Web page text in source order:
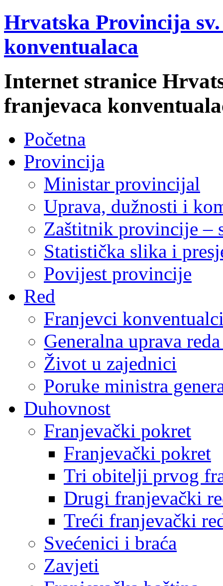
Hrvatska Provincija
konventualaca
Internet stranice
franjevaca
Početna
Provincija
Ministar provincijal
Uprava, dužnosti i
Zaštitnik provincije –
Statistička slika i
Povijest provincije
Red
Franjevci
Generalna uprava
Život u zajednici
Poruke ministra
Duhovnost
Franjevački pokret
Franjevački pokret
Tri obitelji prvog
Drugi franjevački
Treći franjevački
Svećenici i braća
Zavjeti